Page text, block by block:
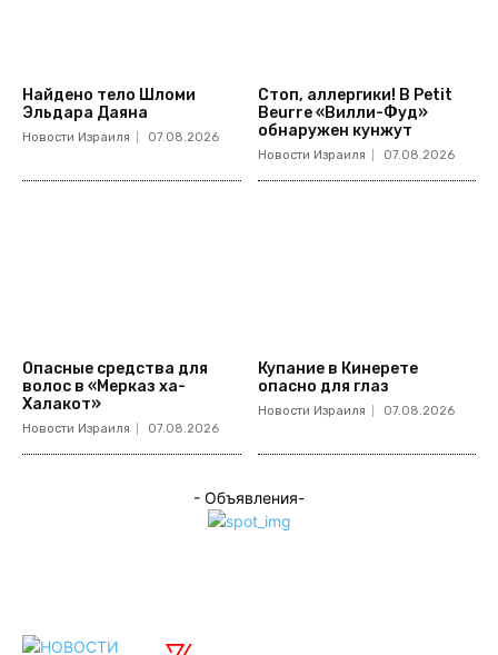
Найдено тело Шломи
Эльдара Даяна
Новости Израиля 07.08.2026
Стоп, аллергики! В Petit
Beurre «Вилли-Фуд»
обнаружен кунжут
Новости Израиля 07.08.2026
Опасные средства для
волос в «Мерказ ха-
Халакот»
Новости Израиля 07.08.2026
Купание в Кинерете
опасно для глаз
Новости Израиля 07.08.2026
- Объявления-